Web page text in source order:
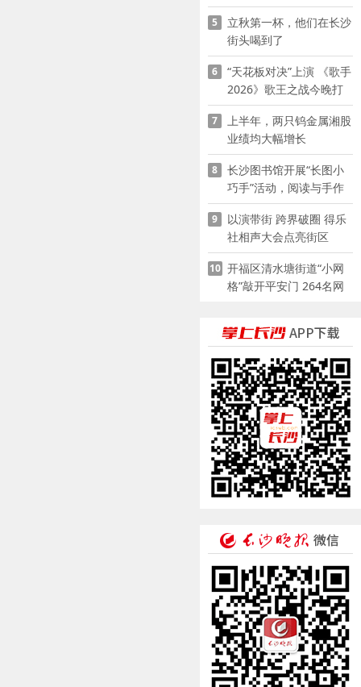
开幕，AI正在“读懂”古老
中医
5
立秋第一杯，他们在长沙
街头喝到了
6
“天花板对决”上演 《歌手
2026》歌王之战今晚打
响
7
上半年，两只钨金属湘股
业绩均大幅增长
8
长沙图书馆开展“长图小
巧手”活动，阅读与手作
赋能少儿暑期成长
9
以演带街 跨界破圈 得乐
社相声大会点亮街区
10 开福区清水塘街道“小网
格”敲开平安门 264名网